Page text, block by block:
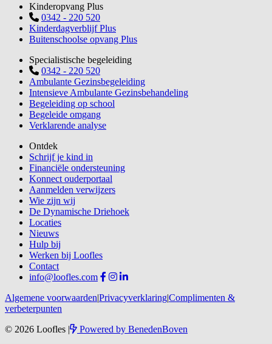
Kinderopvang Plus
0342 - 220 520
Kinderdagverblijf Plus
Buitenschoolse opvang Plus
Specialistische begeleiding
0342 - 220 520
Ambulante Gezinsbegeleiding
Intensieve Ambulante Gezinsbehandeling
Begeleiding op school
Begeleide omgang
Verklarende analyse
Ontdek
Schrijf je kind in
Financiële ondersteuning
Konnect ouderportaal
Aanmelden verwijzers
Wie zijn wij
De Dynamische Driehoek
Locaties
Nieuws
Hulp bij
Werken bij Loofles
Contact
info@loofles.com
Algemene voorwaarden|Privacyverklaring|Complimenten &
verbeterpunten
© 2026 Loofles | Powered by BenedenBoven